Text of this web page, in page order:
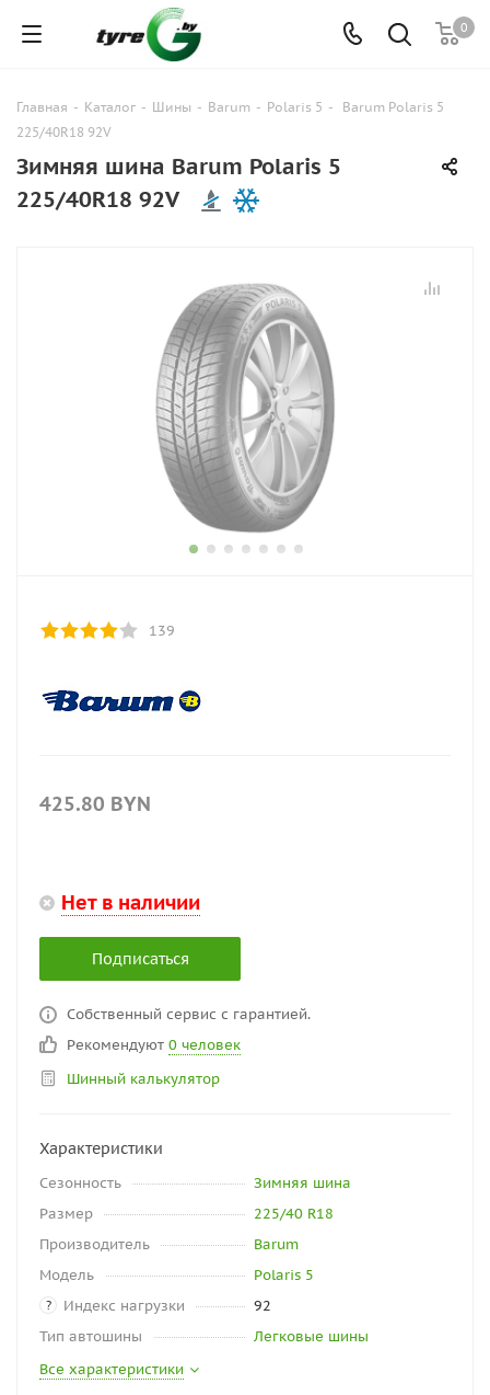
0
Главная - Каталог - Шины - Barum - Polaris 5 -
Barum Polaris 5
225/40R18 92V
Зимняя шина Barum Polaris 5
225/40R18 92V
139
425.80 BYN
Нет в наличии
Подписаться
Собственный сервис с гарантией.
Рекомендуют 0 человек
Шинный калькулятор
Характеристики
Сезонность
Зимняя шина
Размер
225/40 R18
Производитель
Barum
Модель
Polaris 5
? Индекс нагрузки
92
Тип автошины
Легковые шины
Все характеристики